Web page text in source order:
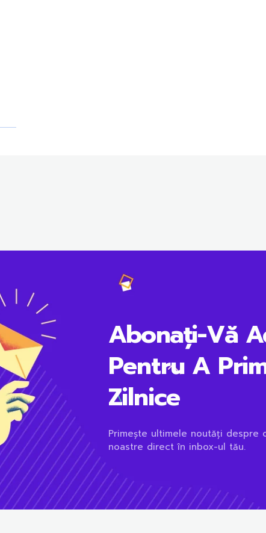
Abonați-Vă
Pentru A
Zilnice
Primește ultimele noutăți despre
noastre direct în inbox-ul tău.